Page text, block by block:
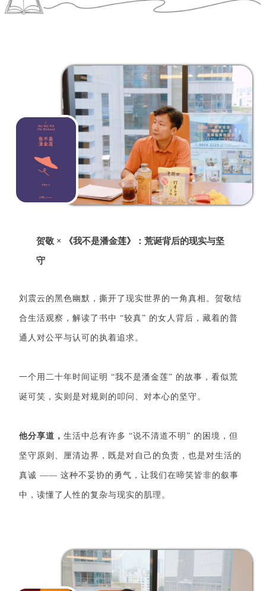
贺敬 × 《我不是潘金莲》：荒诞背后的现实与坚
守
刘震云的黑色幽默，撕开了现实世界的一角真相。贺敬结
合生活观察，解读了书中 “较真” 的女人背后，藏着的普
通人对公平与认可的执着追求。
一个用二十年时间证明 “我不是潘金莲” 的故事，看似荒
诞可笑，实则是对规则的叩问、对本心的坚守。
他分享道，生活中总有许多 “说不清道不明” 的困境，但
坚守原则、厘清边界，既是对自己的负责，也是对生活的
真诚 —— 这种不妥协的勇气，让我们在啼笑皆非的叙事
中，读懂了人性的复杂与现实的肌理。